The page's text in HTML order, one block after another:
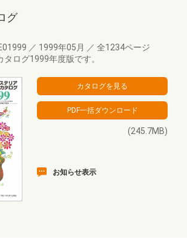
グ
／ 1999年05月 ／ 全1234ページ
ログ1999年度版です。
(245.7MB)
お知らせ表示